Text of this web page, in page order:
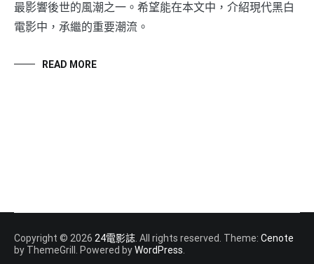
最影響後世的風潮之一。希望能在本文中，介紹現代黑白
電影中，承繼的重要潮流。
READ MORE
Copyright © 2026 24電影誌. All rights reserved. Theme: Cenote
by ThemeGrill. Powered byWordPress.